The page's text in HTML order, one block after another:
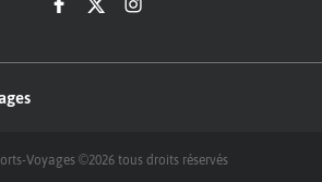
Voyages ©2026 tous droits réservés